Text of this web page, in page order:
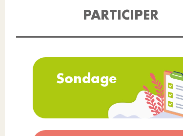
PARTICIPER
Sondage